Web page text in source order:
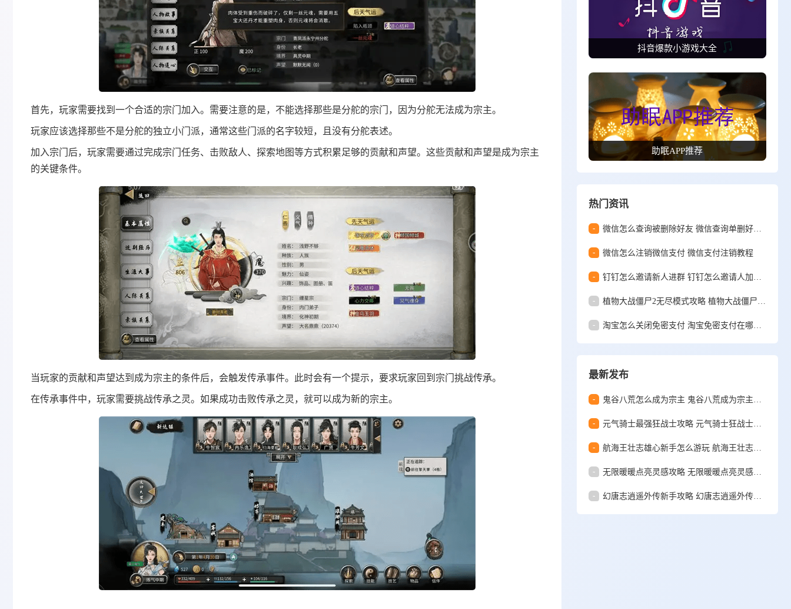
首先，玩家需要找到一个合适的宗门加入。需要注意的是，不能选择那些是分舵的宗门，因为分舵无法成为宗主。
玩家应该选择那些不是分舵的独立小门派，通常这些门派的名字较短，且没有分舵表述‌。
加入宗门后，玩家需要通过完成宗门任务、击败敌人、探索地图等方式积累足够的贡献和声望。这些贡献和声望是成为宗主
的关键条件‌。
当玩家的贡献和声望达到成为宗主的条件后，会触发传承事件。此时会有一个提示，要求玩家回到宗门挑战传承‌。
在传承事件中，玩家需要挑战传承之灵。如果成功击败传承之灵，就可以成为新的宗主‌。
抖音爆款小游戏大全
助眠APP推荐
热门资讯
- 微信怎么查询被删除好友 微信查询单删好友方法
- 微信怎么注销微信支付 微信支付注销教程
- 钉钉怎么邀请新人进群 钉钉怎么邀请人加入群聊
- 植物大战僵尸2无尽模式攻略 植物大战僵尸2无尽模式怎么玩
- 淘宝怎么关闭免密支付 淘宝免密支付在哪里关闭
最新发布
- 鬼谷八荒怎么成为宗主 鬼谷八荒成为宗主教程
- 元气骑士最强狂战士攻略 元气骑士狂战士怎么玩
- 航海王壮志雄心新手怎么游玩 航海王壮志雄心新手入坑攻略
- 无限暖暖点亮灵感攻略 无限暖暖点亮灵感任务怎么做
- 幻唐志逍遥外传新手攻略 幻唐志逍遥外传新手玩什么门派